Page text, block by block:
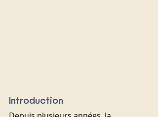
Introduction